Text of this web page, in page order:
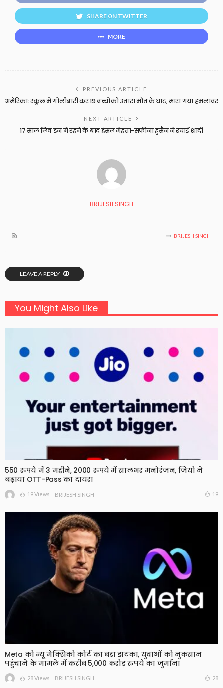
SHARE ON TWITTER
MORE
PREVIOUS ARTICLE
अमेरिका: स्कूल में गोलीबारी कर 19 बच्चों को उतारा मौत के घाट, मारा गया हमलावर
NEXT ARTICLE
17 साल लिव इन में रहने के बाद हंसल मेहता-सफीना हुसैन ने रचाई शादी
BRIJESH SINGH
BRIJESH SINGH
LEAVE A REPLY
You Might Also Like
550 रुपये में 3 महीने, 2000 रुपये में सालभर मनोरंजन, जियो ने
बढ़ाया OTT-Pass का दायरा
19 Views BRIJESH SINGH 19
Meta को न्यू मेक्सिको कोर्ट का बड़ा झटका, युवाओं को नुकसान
पहुंचाने के मामले में करीब 5,000 करोड़ रुपये का जुर्माना
28 Views BRIJESH SINGH 28